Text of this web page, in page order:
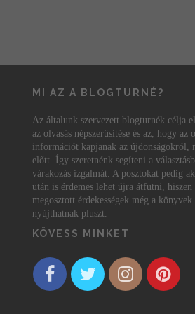
MI AZ A BLOGTURNÉ?
Az általunk szervezett blogturnék célja
az olvasás népszerűsítése és az, hogy
információt kapjanak az újdonságokról,
előtt. Így szeretnénk segíteni a
várakozás izgalmát. A posztokat pedig
után is érdemes lehet újra átfutni,
megosztott érdekességek még a könyvek
nyújthatnak pluszt.
KÖVESS MINKET